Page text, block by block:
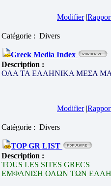
Modifier|
Catégorie : Divers
Greek Media Index
Description :
ΟΛΑ ΤΑ ΕΛΛΗΝΙΚΑ ΜΕΣΑ
Modifier|
Catégorie : Divers
TOP GR LIST
Description :
TOUS LES SITES GRECS
ΕΜΦΑΝΙΣΗ ΟΛΩΝ ΤΩΝ